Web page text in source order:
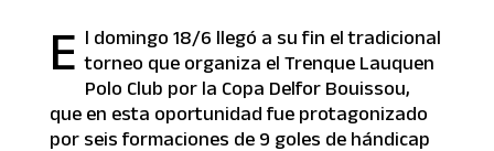
E l domingo 18/6 llegó a su fin el tradicional
torneo que organiza el Trenque Lauquen
Polo Club por la Copa Delfor Bouissou,
que en esta oportunidad fue protagonizado
por seis formaciones de 9 goles de hándicap